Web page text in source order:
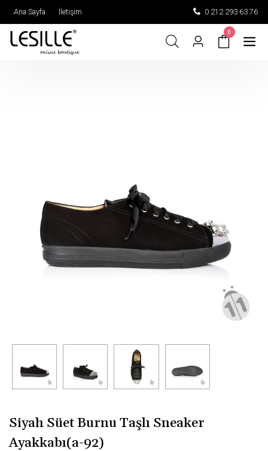
Ana Sayfa İletişim 0 212 293 63 76
0
Siyah Süet Burnu Taşlı Sneaker
Ayakkabı(a-92)